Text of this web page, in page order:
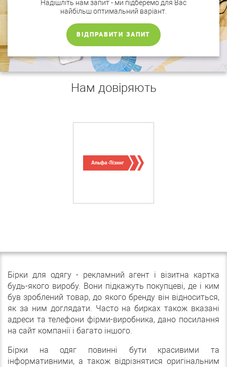
Надішліть нам запит - ми підберемо для Вас
найбільш оптимальний варіант.
ВІДПРАВИТИ ЗАПИТ
Нам довіряють
Бірки для одягу - рекламний агент і візитна картка
будь-якого виробу. Вони підкажуть покупцеві, де і ким
був зроблений товар, до якого бренду він відноситься,
як за ним доглядати. Часто на бирках також вказані
адреси та телефони фірми-виробника, дано посилання
на сайт компанії і багато іншого.
Бірки на одяг повинні бути красивими та
інформативними, а також відрізнятися оригінальним